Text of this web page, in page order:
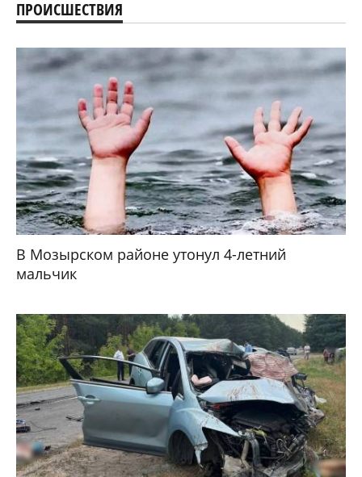
ПРОИСШЕСТВИЯ
В Мозырском районе утонул 4-летний
мальчик